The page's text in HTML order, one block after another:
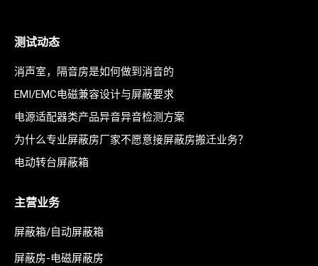
测试动态
消声室，隔音房是如何做到消音的
EMI/EMC电磁兼容设计与屏蔽要求
电源适配器类产品异音异音检测方案
为什么专业屏蔽房厂家不愿意接屏蔽房搬迁业务？
电动转台屏蔽箱
主营业务
屏蔽箱/自动屏蔽箱
屏蔽房-电磁屏蔽房